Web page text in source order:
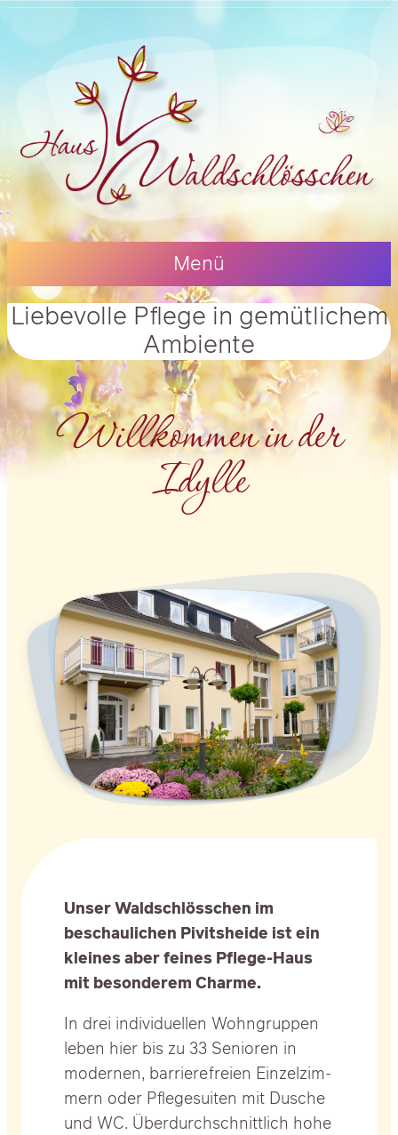
Menü
Lie­be­vol­le Pfle­ge in gemüt­li­chem
Ambi­en­te
Will­kom­men in der
Idyl­le
Unser Wald­schlöss­chen im
beschau­li­chen Pivits­hei­de ist ein
klei­nes aber fei­nes Pfle­ge-Haus
mit beson­de­rem Charme.
In drei indi­vi­du­el­len Wohn­grup­pen
leben hier bis zu 33 Senio­ren in
moder­nen, bar­rie­re­frei­en Ein­zel­zim­
mern oder Pfle­ge­sui­ten mit Dusche
und WC. Über­durch­schnitt­lich hohe